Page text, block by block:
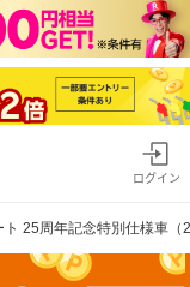
ログイン
ト 25周年記念特別仕様車（